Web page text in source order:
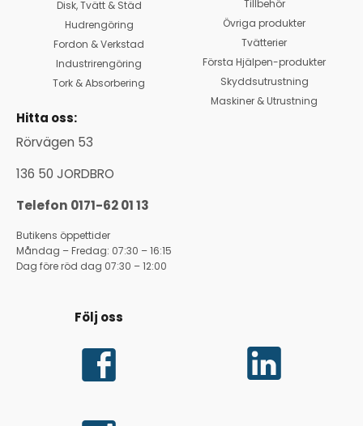
Disk, Tvätt & Städ
Hudrengöring
Fordon & Verkstad
Industrirengöring
Tork & Absorbering
Hitta oss:
Rörvägen 53
136 50 JORDBRO
Telefon 0171-62 01 13
Butikens öppettider
Måndag – Fredag: 07:30 – 16:15
Dag före röd dag 07:30 – 12:00
Tillbehör
Övriga produkter
Tvätterier
Första Hjälpen-produkter
Skyddsutrustning
Maskiner & Utrustning
Följ oss